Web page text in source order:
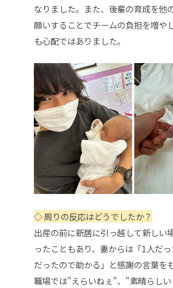
なりました。また、 後輩の育成を他
願いすることでチームの負担を増や
も心配ではありました。
◇周りの反応はどうでしたか？
出産の前に新居に引っ越して新しい
ったこともあり、妻からは「1人だ
だったので助かる」と感謝の言葉を
職場では"えらいねぇ"、"素晴らし